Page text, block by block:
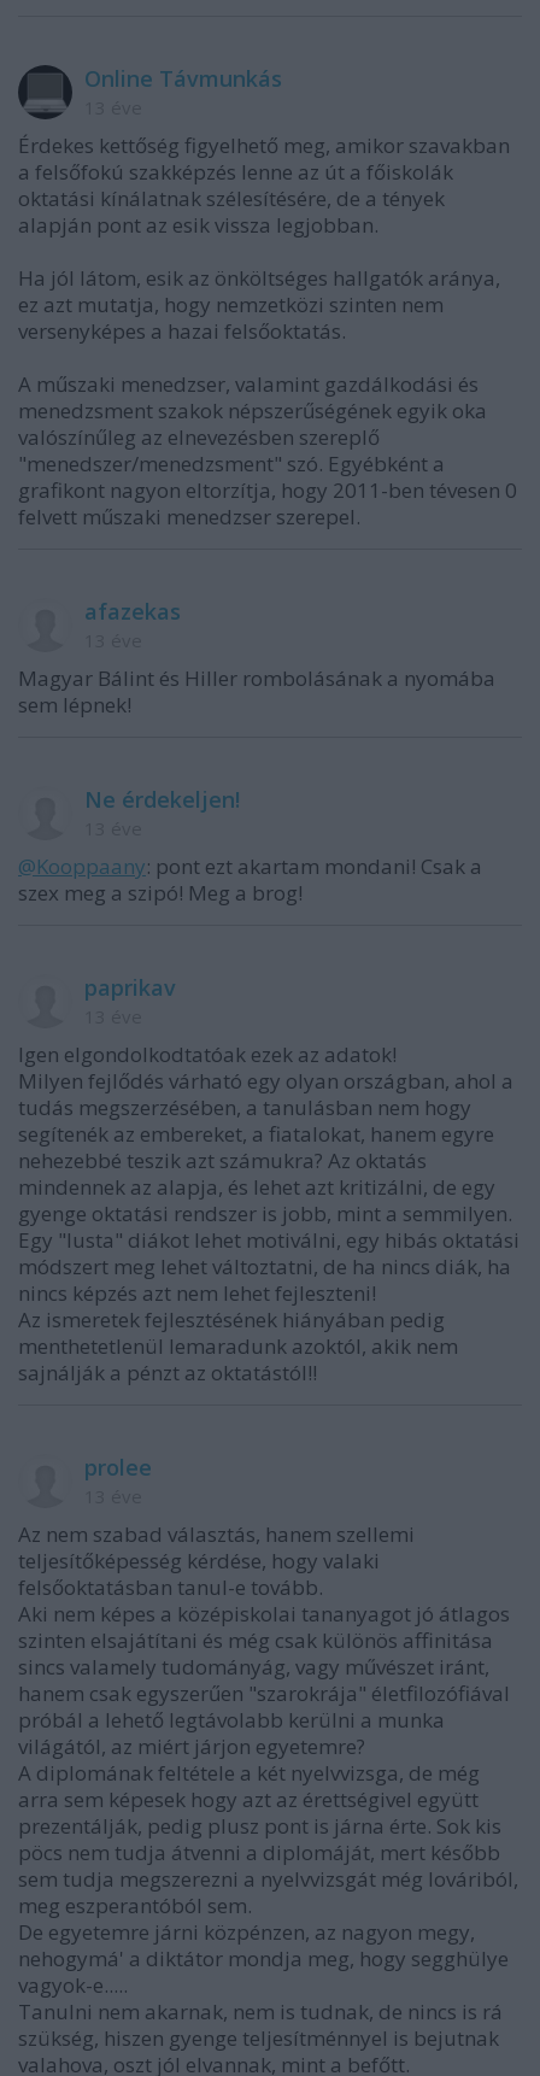
Online Távmunkás
Érdekes kettőség figyelhető meg, amikor szavakban
a felsőfokú szakképzés lenne az út a főiskolák
oktatási kínálatnak szélesítésére, de a tények
alapján pont az esik vissza legjobban.
Ha jól látom, esik az önköltséges hallgatók aránya,
ez azt mutatja, hogy nemzetközi szinten nem
versenyképes a hazai felsőoktatás.
A műszaki menedzser, valamint gazdálkodási és
menedzsment szakok népszerűségének egyik oka
valószínűleg az elnevezésben szereplő
"menedszer/menedzsment" szó. Egyébként a
grafikont nagyon eltorzítja, hogy 2011-ben tévesen 0
felvett műszaki menedzser szerepel.
afazekas
Magyar Bálint és Hiller rombolásának a nyomába
sem lépnek!
Ne érdekeljen!
@Kooppaany: pont ezt akartam mondani! Csak a
szex meg a szipó! Meg a brog!
paprikav
Igen elgondolkodtatóak ezek az adatok!
Milyen fejlődés várható egy olyan országban, ahol a
tudás megszerzésében, a tanulásban nem hogy
segítenék az embereket, a fiatalokat, hanem egyre
nehezebbé teszik azt számukra? Az oktatás
mindennek az alapja, és lehet azt kritizálni, de egy
gyenge oktatási rendszer is jobb, mint a semmilyen.
Egy "lusta" diákot lehet motiválni, egy hibás oktatási
módszert meg lehet változtatni, de ha nincs diák, ha
nincs képzés azt nem lehet fejleszteni!
Az ismeretek fejlesztésének hiányában pedig
menthetetlenül lemaradunk azoktól, akik nem
sajnálják a pénzt az oktatástól!!
prolee
Az nem szabad választás, hanem szellemi
teljesítőképesség kérdése, hogy valaki
felsőoktatásban tanul-e tovább.
Aki nem képes a középiskolai tananyagot jó átlagos
szinten elsajátítani és még csak különös affinitása
sincs valamely tudományág, vagy művészet iránt,
hanem csak egyszerűen "szarokrája" életfilozófiával
próbál a lehető legtávolabb kerülni a munka
világától, az miért járjon egyetemre?
A diplomának feltétele a két nyelvvizsga, de még
arra sem képesek hogy azt az érettségivel együtt
prezentálják, pedig plusz pont is járna érte. Sok kis
pöcs nem tudja átvenni a diplomáját, mert később
sem tudja megszerezni a nyelvvizsgát még lováriból,
meg eszperantóból sem.
De egyetemre járni közpénzen, az nagyon megy,
nehogymá' a diktátor mondja meg, hogy segghülye
vagyok-e.....
Tanulni nem akarnak, nem is tudnak, de nincs is rá
szükség, hiszen gyenge teljesítménnyel is bejutnak
valahova, oszt jól elvannak, mint a befőtt.